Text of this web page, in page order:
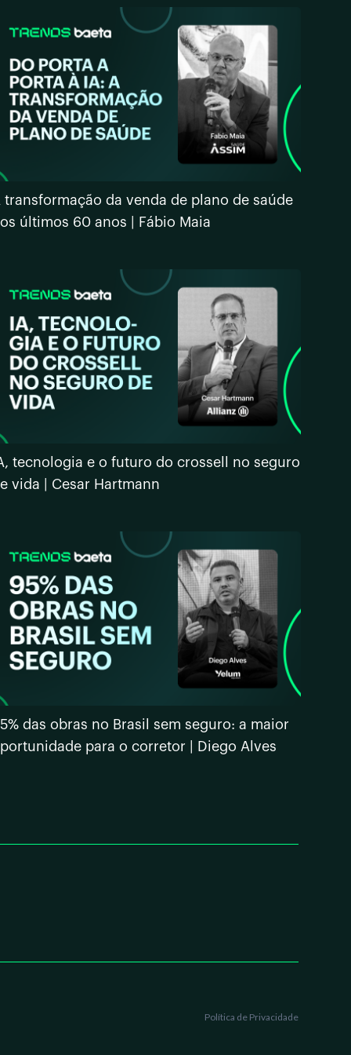
transformação da venda de plano de saúde
últimos 60 anos | Fábio Maia
tecnologia e o futuro do crossell no seguro
vida | Cesar Hartmann
das obras no Brasil sem seguro: a maior
para o corretor | Diego Alves
Política de Privacidade